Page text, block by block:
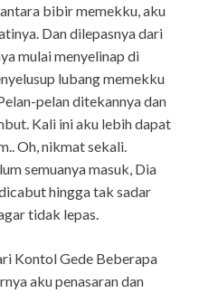
bibir memekku, aku
Dan dilepasnya dari
mulai menyelinap di
lubang memekku
pelan ditekannya dan
Kali ini aku lebih dapat
Oh, nikmat sekali.
semuanya masuk, Dia
hingga tak sadar
tidak lepas.
Kontol Gede Beberapa
aku penasaran dan